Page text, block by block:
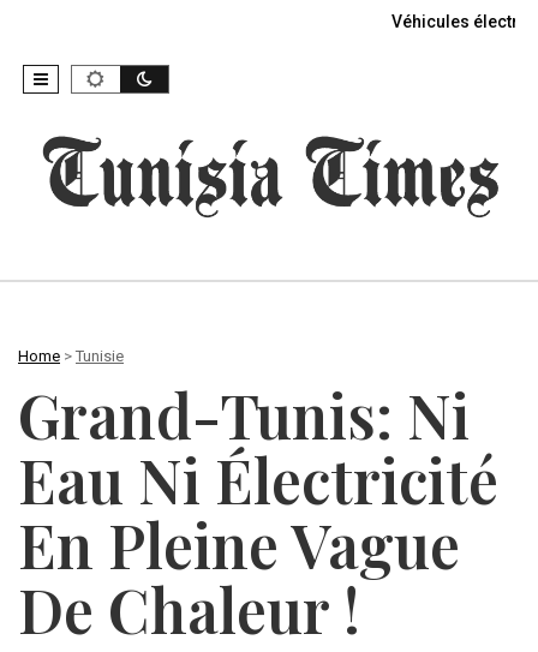
Véhicules
Home > Tunisie
Grand-Tunis: Ni
Eau Ni Électricité
En Pleine Vague
De Chaleur !